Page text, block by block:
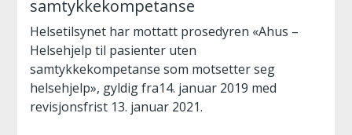
samtykkekompetanse
Helsetilsynet har mottatt prosedyren «Ahus –
Helsehjelp til pasienter uten
samtykkekompetanse som motsetter seg
helsehjelp», gyldig fra14. januar 2019 med
revisjonsfrist 13. januar 2021.